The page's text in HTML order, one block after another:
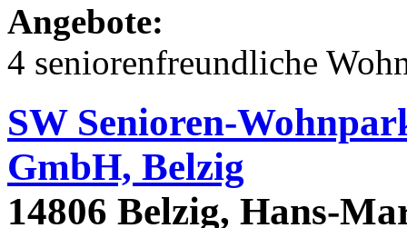
Angebote:
4 seniorenfreundliche
SW Senioren-
GmbH, Belzig
14806 Belzig, Hans-